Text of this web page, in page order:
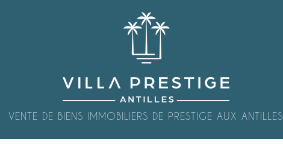
VENTE DE BIENS IMMOBILIERS DE PRESTIGE AUX ANTILLES